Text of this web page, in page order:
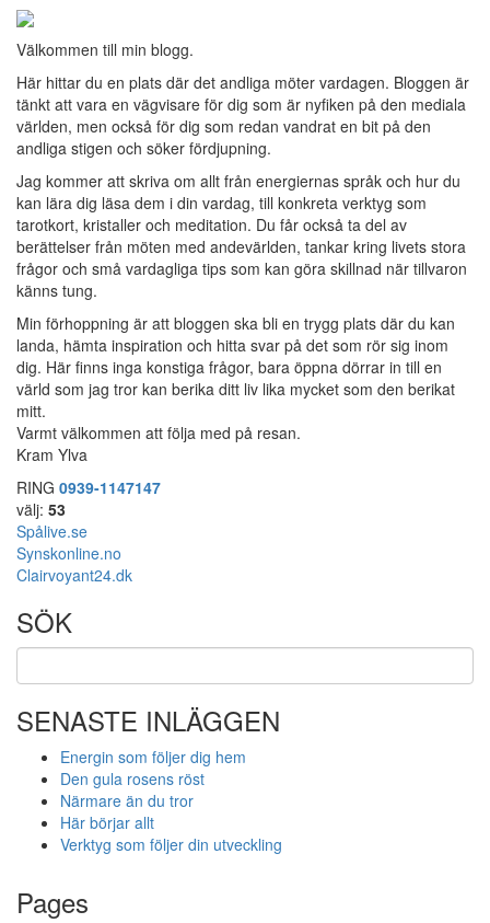
Välkommen till min blogg.
Här hittar du en plats där det andliga möter vardagen. Bloggen är
tänkt att vara en vägvisare för dig som är nyfiken på den mediala
världen, men också för dig som redan vandrat en bit på den
andliga stigen och söker fördjupning.
Jag kommer att skriva om allt från energiernas språk och hur du
kan lära dig läsa dem i din vardag, till konkreta verktyg som
tarotkort, kristaller och meditation. Du får också ta del av
berättelser från möten med andevärlden, tankar kring livets stora
frågor och små vardagliga tips som kan göra skillnad när tillvaron
känns tung.
Min förhoppning är att bloggen ska bli en trygg plats där du kan
landa, hämta inspiration och hitta svar på det som rör sig inom
dig. Här finns inga konstiga frågor, bara öppna dörrar in till en
värld som jag tror kan berika ditt liv lika mycket som den berikat
mitt.
Varmt välkommen att följa med på resan.
Kram Ylva
RING 0939-1147147
välj: 53
Spålive.se
Synskonline.no
Clairvoyant24.dk
SÖK
SENASTE INLÄGGEN
Energin som följer dig hem
Den gula rosens röst
Närmare än du tror
Här börjar allt
Verktyg som följer din utveckling
Pages